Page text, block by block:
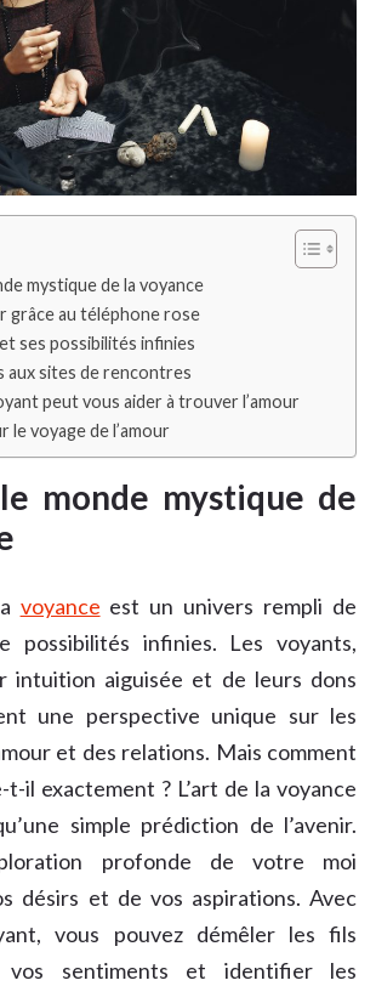
mystique de la voyance
grâce au téléphone rose
ses possibilités infinies
aux sites de rencontres
peut vous aider à trouver l’amour
le voyage de l’amour
monde mystique de
voyance est un univers rempli de
possibilités infinies. Les voyants,
intuition aiguisée et de leurs dons
une perspective unique sur les
et des relations. Mais comment
il exactement ? L’art de la voyance
simple prédiction de l’avenir.
profonde de votre moi
désirs et de vos aspirations. Avec
vous pouvez démêler les fils
vos sentiments et identifier les